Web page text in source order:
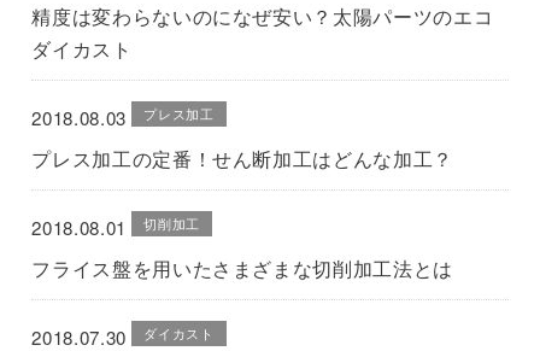
精度は変わらないのになぜ安い？太陽パーツのエコ
ダイカスト
2018.08.03 プレス加工
プレス加工の定番！せん断加工はどんな加工？
2018.08.01 切削加工
フライス盤を用いたさまざまな切削加工法とは
2018.07.30 ダイカスト